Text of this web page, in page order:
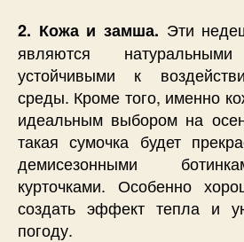
2. Кожа и замша. Эти
являются
устойчивыми к
среды. Кроме того, именно
идеальным выбором на
такая сумочка будет
демисезонными
курточками. Особенно
создать эффект тепла и
погоду.